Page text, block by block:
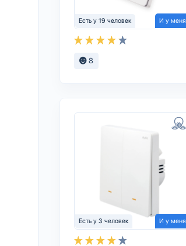
Есть у 19 человек И у меня
8
Есть у 3 человек И у меня